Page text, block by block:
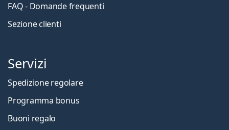
FAQ - Domande frequenti
Sezione clienti
Servizi
Spedizione regolare
Programma bonus
Buoni regalo